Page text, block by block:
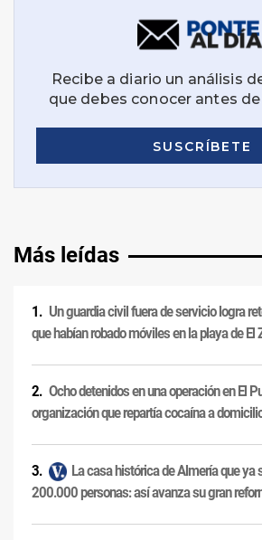
Más leídas
Un guardia civil fuera de servicio logra
que habían robado móviles en la playa de El
Ocho detenidos en una operación en El
organización que repartía cocaína a
La casa histórica de Almería que ya
200.000 personas: así avanza su gran